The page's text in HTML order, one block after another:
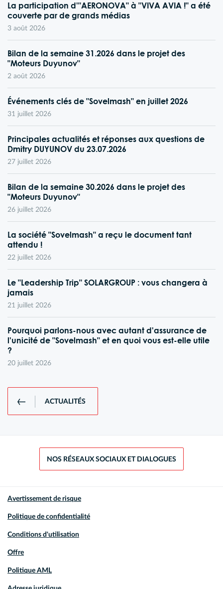
La participation d'"AERONOVA" à "VIVA AVIA !" a été
couverte par de grands médias
3 août 2026
Bilan de la semaine 31.2026 dans le projet des
"Moteurs Duyunov"
2 août 2026
Événements clés de "Sovelmash" en juillet 2026
31 juillet 2026
Principales actualités et réponses aux questions de
Dmitry DUYUNOV du 23.07.2026
27 juillet 2026
Bilan de la semaine 30.2026 dans le projet des
"Moteurs Duyunov"
26 juillet 2026
La société "Sovelmash" a reçu le document tant
attendu !
22 juillet 2026
Le "Leadership Trip" SOLARGROUP : vous changera à
jamais
21 juillet 2026
Pourquoi parlons-nous avec autant d'assurance de
l'unicité de "Sovelmash" et en quoi vous est-elle utile
?
20 juillet 2026
ACTUALITÉS
NOS RÉSEAUX SOCIAUX ET DIALOGUES
Avertissement de risque
Politique de confidentialité
Conditions d'utilisation
Offre
Politique AML